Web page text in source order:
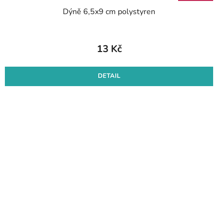
Dýně 6,5x9 cm polystyren
13 Kč
DETAIL